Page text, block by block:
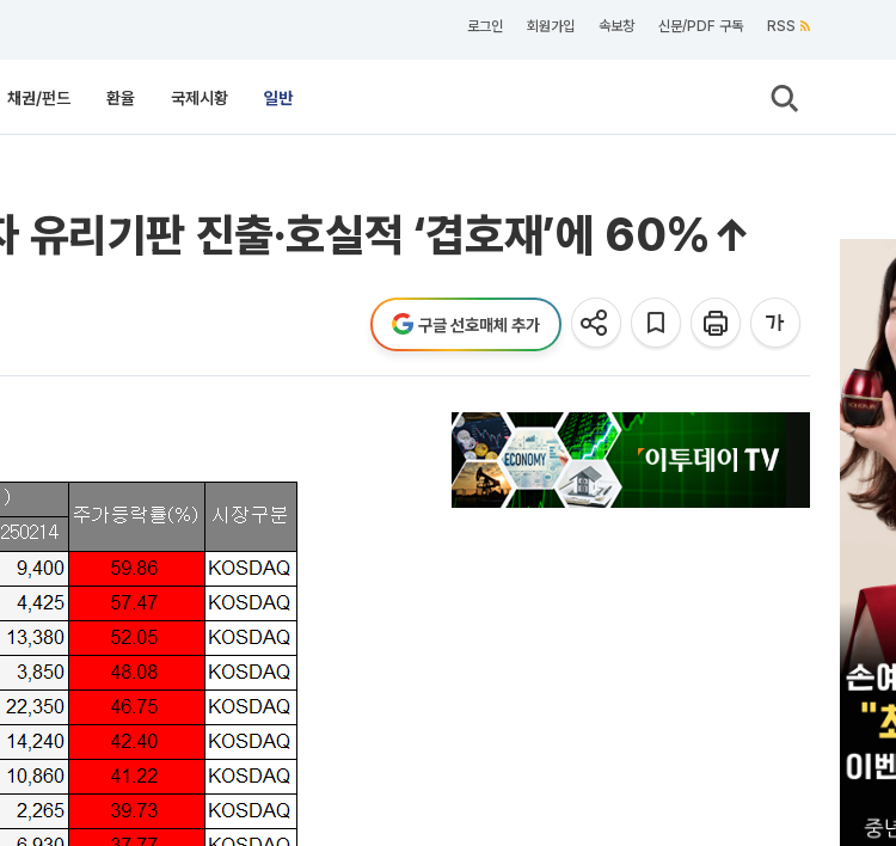
로그인 회원가입 속보창 신문/PDF 구독 RSS
채권/펀드 환율 국제시황 일반
유리기판 진출·호실적 ‘겹호재’에 60%↑
구글 선호매체 추가